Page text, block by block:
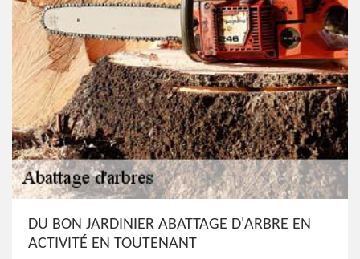
DU BON JARDINIER ABATTAGE D'ARBRE EN
ACTIVITÉ EN TOUTENANT